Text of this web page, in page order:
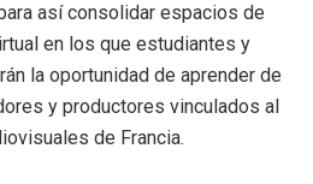
así consolidar espacios de
en los que estudiantes y
la oportunidad de aprender de
y productores vinculados al
de Francia.